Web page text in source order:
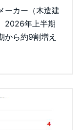
ーカー（木造建
2026年上半期
から約9割増え